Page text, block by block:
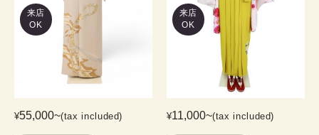
来店
OK
¥55,000~(tax included)
来店
OK
¥11,000~(tax included)